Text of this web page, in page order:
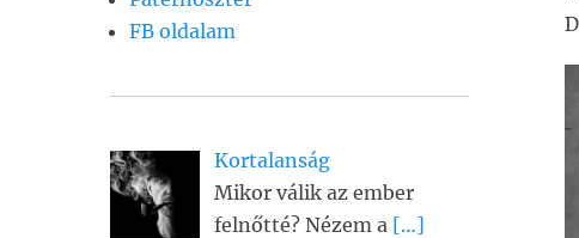
FB oldalam
Kortalanság
Mikor válik az ember
felnőtté? Nézem a […]